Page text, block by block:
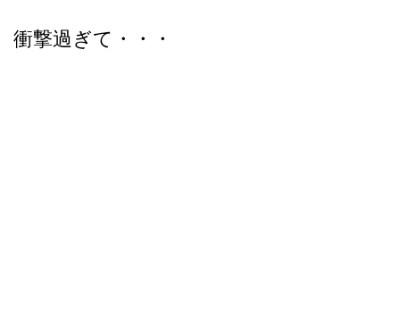
衝撃過ぎて・・・